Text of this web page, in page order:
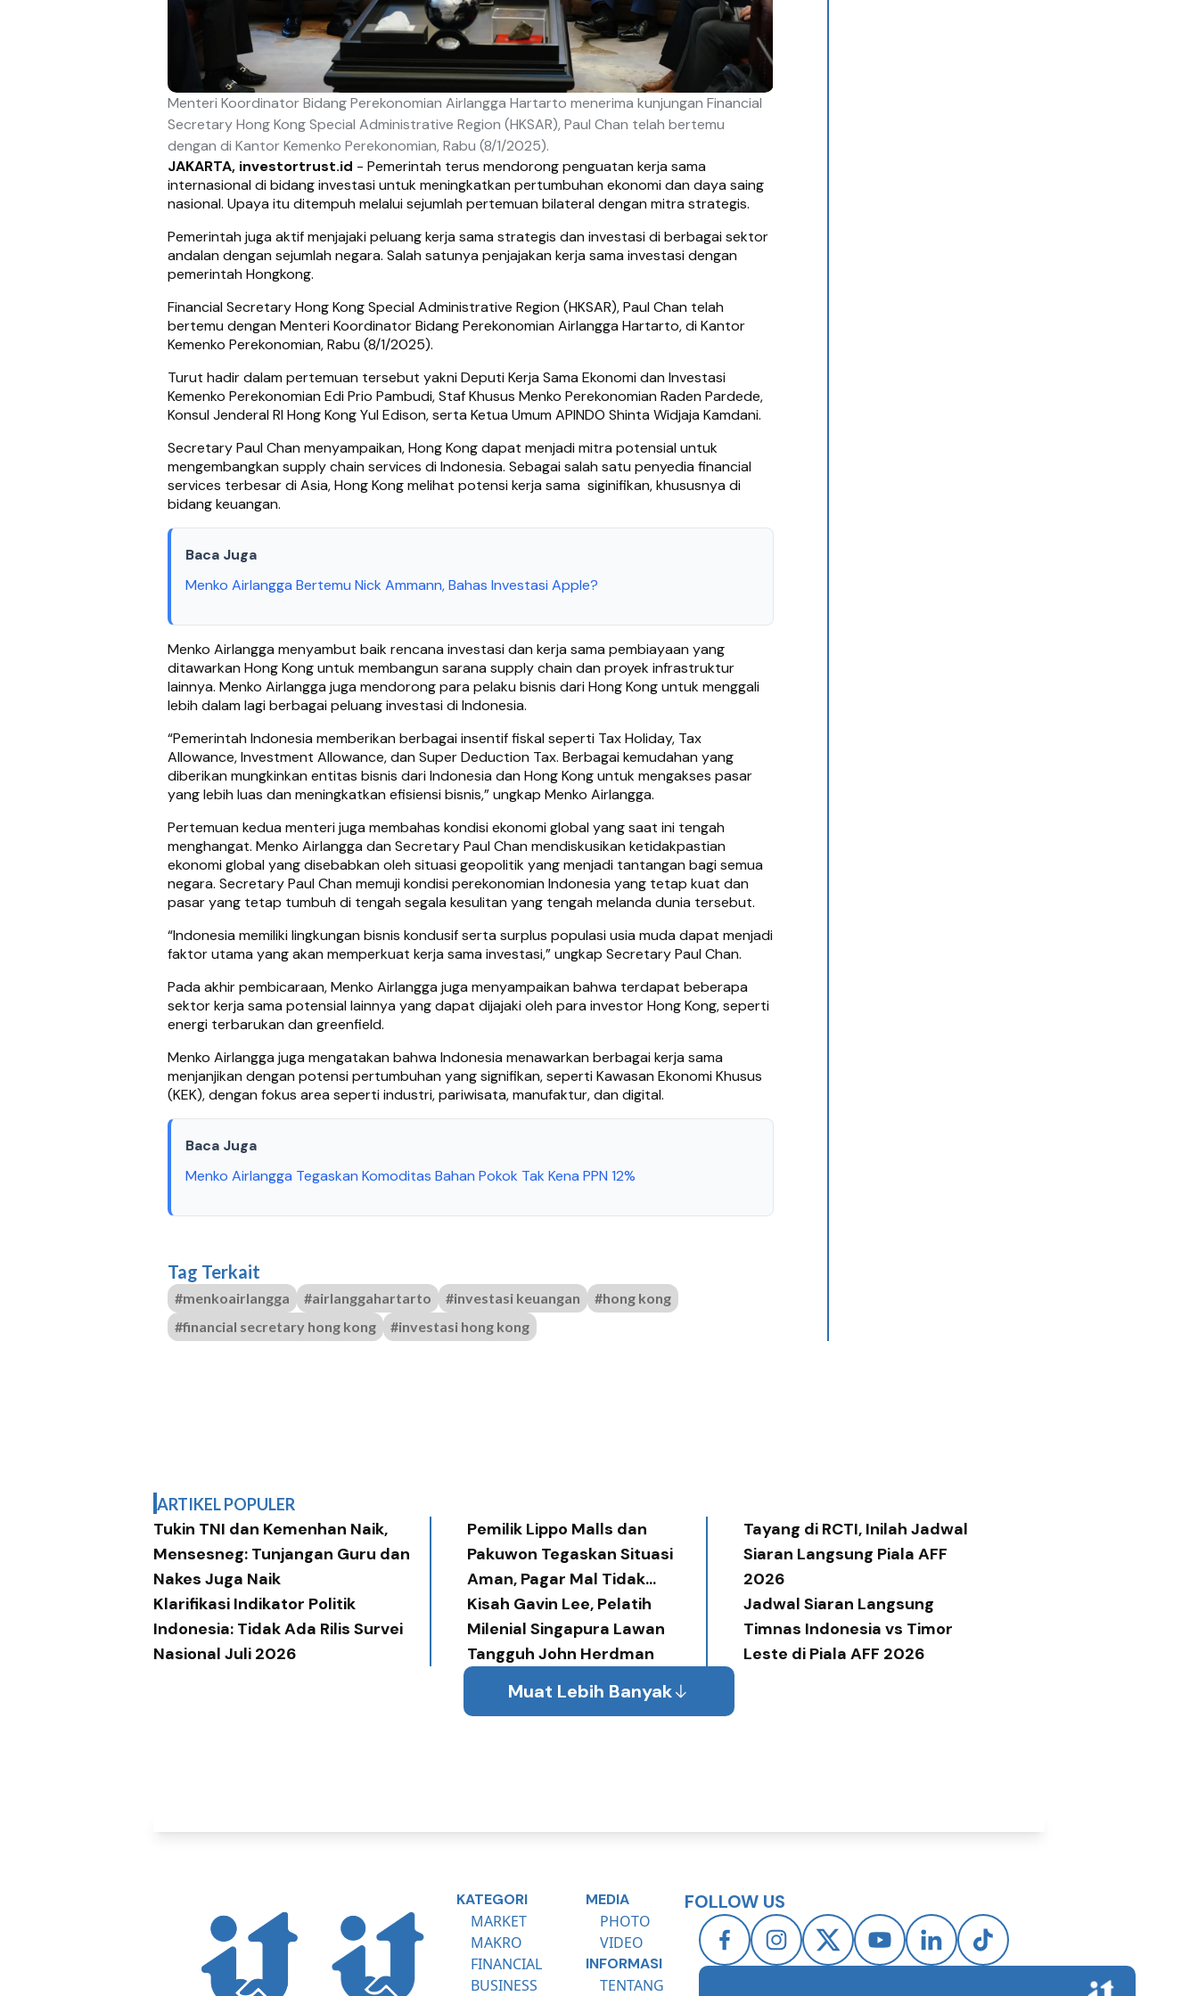
Menteri Koordinator Bidang Perekonomian Airlangga Hartarto menerima kunjungan Financial
Secretary Hong Kong Special Administrative Region (HKSAR), Paul Chan telah bertemu
dengan di Kantor Kemenko Perekonomian, Rabu (8/1/2025).
JAKARTA, investortrust.id - Pemerintah terus mendorong penguatan kerja sama
internasional di bidang investasi untuk meningkatkan pertumbuhan ekonomi dan daya saing
nasional. Upaya itu ditempuh melalui sejumlah pertemuan bilateral dengan mitra strategis.
Pemerintah juga aktif menjajaki peluang kerja sama strategis dan investasi di berbagai sektor
andalan dengan sejumlah negara. Salah satunya penjajakan kerja sama investasi dengan
pemerintah Hongkong.
Financial Secretary Hong Kong Special Administrative Region (HKSAR), Paul Chan telah
bertemu dengan Menteri Koordinator Bidang Perekonomian Airlangga Hartarto, di Kantor
Kemenko Perekonomian, Rabu (8/1/2025).
Turut hadir dalam pertemuan tersebut yakni Deputi Kerja Sama Ekonomi dan Investasi
Kemenko Perekonomian Edi Prio Pambudi, Staf Khusus Menko Perekonomian Raden Pardede,
Konsul Jenderal RI Hong Kong Yul Edison, serta Ketua Umum APINDO Shinta Widjaja Kamdani.
Secretary Paul Chan menyampaikan, Hong Kong dapat menjadi mitra potensial untuk
mengembangkan supply chain services di Indonesia. Sebagai salah satu penyedia financial
services terbesar di Asia, Hong Kong melihat potensi kerja sama siginifikan, khususnya di
bidang keuangan.
Baca Juga
Menko Airlangga Bertemu Nick Ammann, Bahas Investasi Apple?
Menko Airlangga menyambut baik rencana investasi dan kerja sama pembiayaan yang
ditawarkan Hong Kong untuk membangun sarana supply chain dan proyek infrastruktur
lainnya. Menko Airlangga juga mendorong para pelaku bisnis dari Hong Kong untuk menggali
lebih dalam lagi berbagai peluang investasi di Indonesia.
“Pemerintah Indonesia memberikan berbagai insentif fiskal seperti Tax Holiday, Tax
Allowance, Investment Allowance, dan Super Deduction Tax. Berbagai kemudahan yang
diberikan mungkinkan entitas bisnis dari Indonesia dan Hong Kong untuk mengakses pasar
yang lebih luas dan meningkatkan efisiensi bisnis,” ungkap Menko Airlangga.
Pertemuan kedua menteri juga membahas kondisi ekonomi global yang saat ini tengah
menghangat. Menko Airlangga dan Secretary Paul Chan mendiskusikan ketidakpastian
ekonomi global yang disebabkan oleh situasi geopolitik yang menjadi tantangan bagi semua
negara. Secretary Paul Chan memuji kondisi perekonomian Indonesia yang tetap kuat dan
pasar yang tetap tumbuh di tengah segala kesulitan yang tengah melanda dunia tersebut.
“Indonesia memiliki lingkungan bisnis kondusif serta surplus populasi usia muda dapat menjadi
faktor utama yang akan memperkuat kerja sama investasi,” ungkap Secretary Paul Chan.
Pada akhir pembicaraan, Menko Airlangga juga menyampaikan bahwa terdapat beberapa
sektor kerja sama potensial lainnya yang dapat dijajaki oleh para investor Hong Kong, seperti
energi terbarukan dan greenfield.
Menko Airlangga juga mengatakan bahwa Indonesia menawarkan berbagai kerja sama
menjanjikan dengan potensi pertumbuhan yang signifikan, seperti Kawasan Ekonomi Khusus
(KEK), dengan fokus area seperti industri, pariwisata, manufaktur, dan digital.
Baca Juga
Menko Airlangga Tegaskan Komoditas Bahan Pokok Tak Kena PPN 12%
Tag Terkait
#menkoairlangga #airlanggahartarto #investasi keuangan
#hong kong
#financial secretary hong kong
#investasi hong kong
ARTIKEL POPULER
Tukin TNI dan Kemenhan Naik,
Mensesneg: Tunjangan Guru dan
Nakes Juga Naik
Pemilik Lippo Malls dan
Pakuwon Tegaskan Situasi
Aman, Pagar Mal Tidak
Diperlukan
Tayang di RCTI, Inilah Jadwal
Siaran Langsung Piala AFF
2026
Klarifikasi Indikator Politik
Indonesia: Tidak Ada Rilis Survei
Nasional Juli 2026
Kisah Gavin Lee, Pelatih
Milenial Singapura Lawan
Tangguh John Herdman
Jadwal Siaran Langsung
Timnas Indonesia vs Timor
Leste di Piala AFF 2026
Muat Lebih Banyak
KATEGORI
MARKET
MAKRO
FINANCIAL
BUSINESS
MEDIA
PHOTO
VIDEO
INFORMASI
TENTANG
FOLLOW US